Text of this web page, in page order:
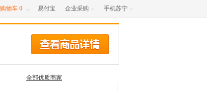
购物车 0  易付宝 企业采购  手机苏宁 
全部优质商家